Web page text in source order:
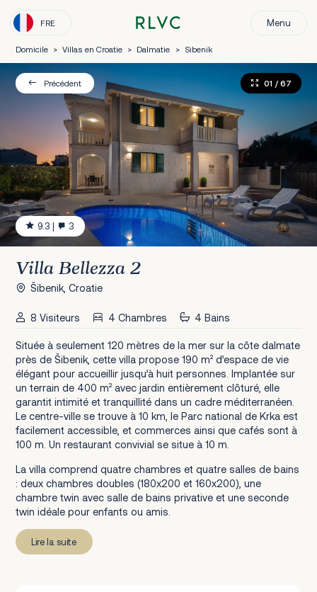
FRE Menu
Domicile > Villas en Croatie > Dalmatie > Sibenik
Précédent
9.3 | 3
01 / 67
Villa Bellezza 2
Šibenik, Croatie
8 Visiteurs 4 Chambres 4 Bains
Située à seulement 120 mètres de la mer sur la côte dalmate
près de Šibenik, cette villa propose 190 m² d’espace de vie
élégant pour accueillir jusqu’à huit personnes. Implantée sur
un terrain de 400 m² avec jardin entièrement clôturé, elle
garantit intimité et tranquillité dans un cadre méditerranéen.
Le centre-ville se trouve à 10 km, le Parc national de Krka est
facilement accessible, et commerces ainsi que cafés sont à
100 m. Un restaurant convivial se situe à 10 m.
La villa comprend quatre chambres et quatre salles de bains
: deux chambres doubles (180x200 et 160x200), une
chambre twin avec salle de bains privative et une seconde
twin idéale pour enfants ou amis.
Lire la suite